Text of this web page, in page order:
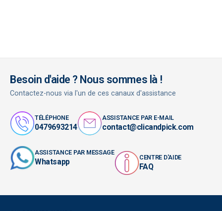
Besoin d'aide ? Nous sommes là !
Contactez-nous via l'un de ces canaux d'assistance
TÉLÉPHONE
0479693214
ASSISTANCE PAR E-MAIL
contact@clicandpick.com
ASSISTANCE PAR MESSAGE
Whatsapp CENTRE D'AIDE
FAQ